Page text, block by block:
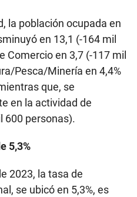
la población ocupada en
en 13,1 (-164 mil
Comercio en 3,7 (-117 mil
Pesca/Minería en 4,4%
que, se
en la actividad de
600 personas).
5,3%
2023, la tasa de
se ubicó en 5,3%, es